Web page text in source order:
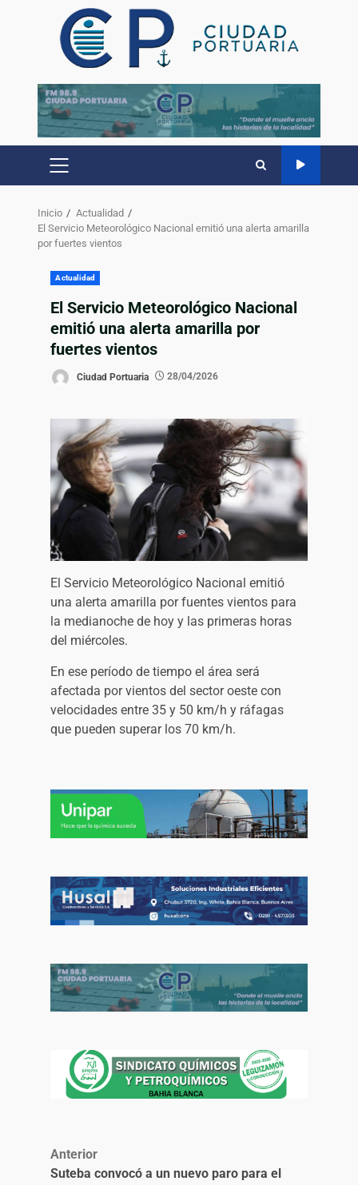
Inicio
Actualidad
El Servicio Meteorológico Nacional emitió una alerta amarilla
por fuertes vientos
Actualidad
El Servicio Meteorológico Nacional
emitió una alerta amarilla por
fuertes vientos
Ciudad Portuaria 28/04/2026
El Servicio Meteorológico Nacional emitió
una alerta amarilla por fuentes vientos para
la medianoche de hoy y las primeras horas
del miércoles.
En ese período de tiempo el área será
afectada por vientos del sector oeste con
velocidades entre 35 y 50 km/h y ráfagas
que pueden superar los 70 km/h.
Anterior
Suteba convocó a un nuevo paro para el